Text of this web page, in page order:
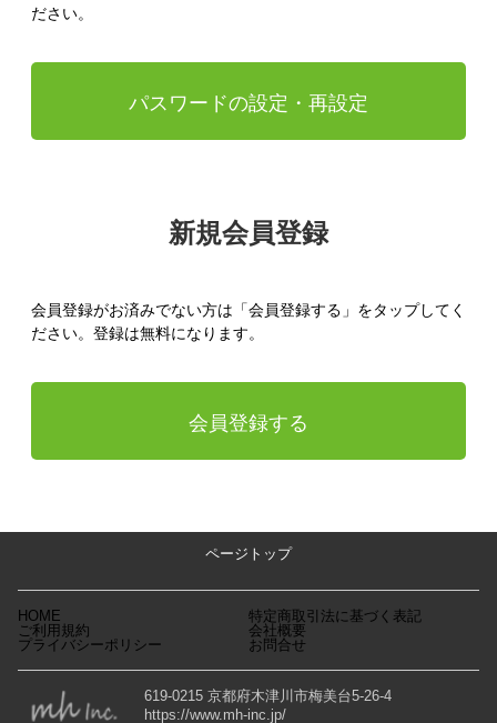
ださい。
パスワードの設定・再設定
新規会員登録
会員登録がお済みでない方は「会員登録する」をタップしてく
ださい。登録は無料になります。
会員登録する
ページトップ
HOME
特定商取引法に基づく表記
ご利用規約
会社概要
プライバシーポリシー
お問合せ
619-0215 京都府木津川市梅美台5-26-4
https://www.mh-inc.jp/